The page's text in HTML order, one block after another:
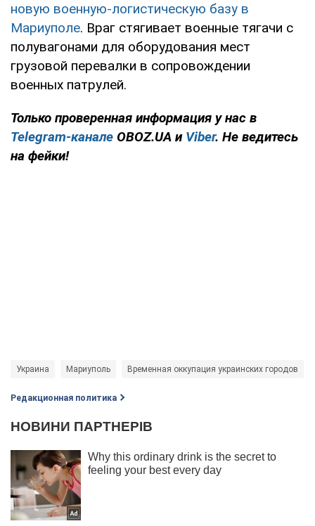
новую военную-логистическую базу в
Мариуполе. Враг стягивает военные тягачи с
полувагонами для оборудования мест
грузовой перевалки в сопровождении
военных патрулей.
Только проверенная информация у нас в
Telegram-канале OBOZ.UA и Viber. Не ведитесь
на фейки!
Украина Мариуполь Временная оккупация украинских городов
Редакционная политика